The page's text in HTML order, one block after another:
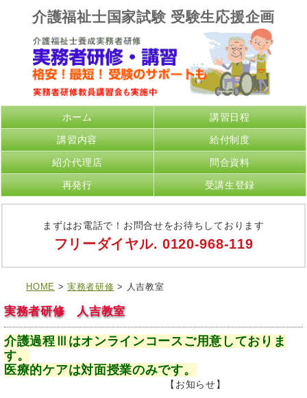
介護福祉士国家試験 受験生応援企画
ホーム 講習日程
講習内容 給付制度
紹介代理店 問合資料
再発行 受講生登録
まずはお電話で！お問合せをお待ちしております
フリーダイヤル. 0120-968-119
HOME >実務者研修 > 人吉教室
実務者研修 人吉教室
介護過程Ⅲはオンラインコースご用意しておりま
す。
医療的ケアは対面授業のみです。
【お知らせ】